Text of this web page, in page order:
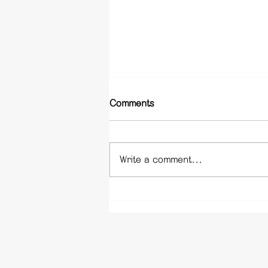
Comments
Write a comment...